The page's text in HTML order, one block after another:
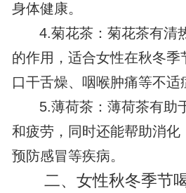
身体健康。
4.菊花茶：菊花茶有清
的作用，适合女性在秋冬季
口干舌燥、咽喉肿痛等不适
5.薄荷茶：薄荷茶有助
和疲劳，同时还能帮助消化
预防感冒等疾病。
二、女性秋冬季节